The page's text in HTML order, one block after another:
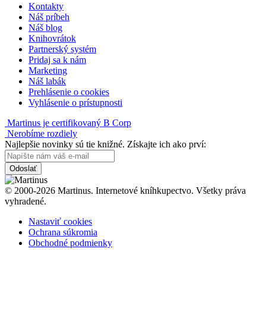
Kontakty
Náš príbeh
Náš blog
Knihovrátok
Partnerský systém
Pridaj sa k nám
Marketing
Náš labák
Prehlásenie o cookies
Vyhlásenie o prístupnosti
Martinus je certifikovaný B Corp
Nerobíme rozdiely
Najlepšie novinky sú tie knižné. Získajte ich ako prví:
Odoslať
© 2000-2026 Martinus. Internetové kníhkupectvo. Všetky práva
vyhradené.
Nastaviť cookies
Ochrana súkromia
Obchodné podmienky